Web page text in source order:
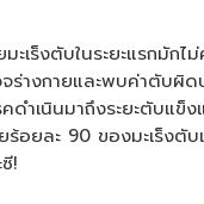
ะเร็งตับในระยะแรกมักไ
จร่างกายและพบค่าตับผิ
ดำเนินมาถึงระยะตับแข็ง
ร้อยละ 90 ของมะเร็งตับ
!